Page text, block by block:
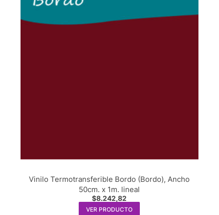
Vinilo Termotransferible Bordo (Bordo), Ancho
50cm. x 1m. lineal
$8.242,82
VER PRODUCTO